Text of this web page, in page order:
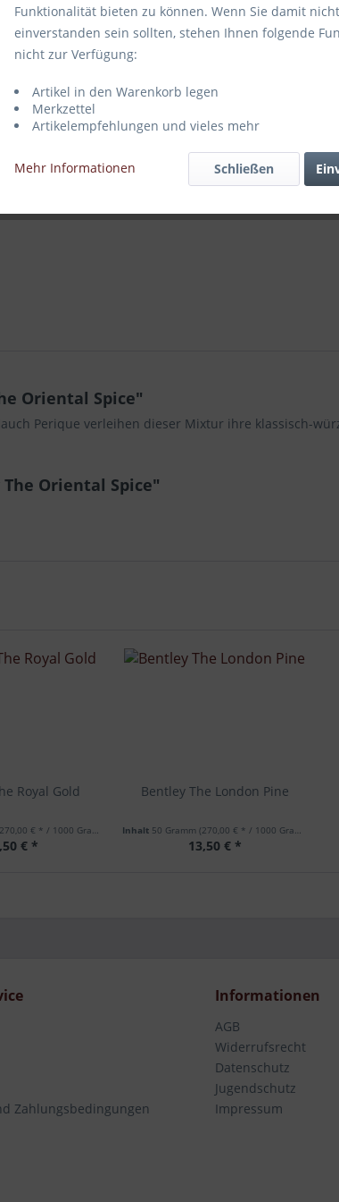
Oriental Spice"
Perique verleihen dieser Mixtur ihre klassisch-
Oriental Spice"
Royal Gold
€ * / 1000 Gramm)
€ *
Bentley The London Pine
Inhalt 50 Gramm(270,00 € * / 1000 Gramm)
13,50 € *
Zahlungsbedingungen
Informationen
AGB
Widerrufsrecht
Datenschutz
Jugendschutz
Impressum
Funktionalität bieten zu können. Wenn Sie damit nicht
einverstanden sein sollten, stehen Ihnen folgende
nicht zur Verfügung:
Artikel in den Warenkorb legen
Merkzettel
Artikelempfehlungen und vieles mehr
Mehr Informationen Schließen